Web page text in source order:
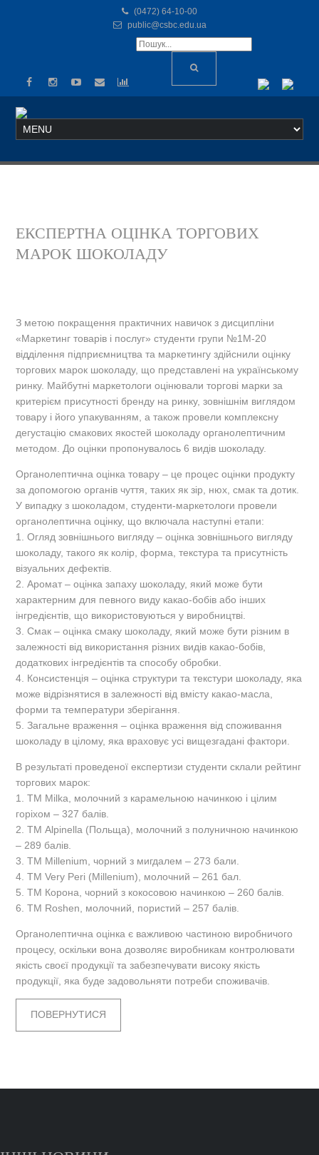
(0472) 64-10-00
public@csbc.edu.ua
ЕКСПЕРТНА ОЦІНКА ТОРГОВИХ
МАРОК ШОКОЛАДУ
З метою покращення практичних навичок з дисципліни
«Маркетинг товарів і послуг» студенти групи №1М-20
відділення підприємництва та маркетингу здійснили оцінку
торгових марок шоколаду, що представлені на українському
ринку. Майбутні маркетологи оцінювали торгові марки за
критерієм присутності бренду на ринку, зовнішнім виглядом
товару і його упакуванням, а також провели комплексну
дегустацію смакових якостей шоколаду органолептичним
методом. До оцінки пропонувалось 6 видів шоколаду.
Органолептична оцінка товару – це процес оцінки продукту
за допомогою органів чуття, таких як зір, нюх, смак та дотик.
У випадку з шоколадом, студенти-маркетологи провели
органолептична оцінку, що включала наступні етапи:
1. Огляд зовнішнього вигляду – оцінка зовнішнього вигляду
шоколаду, такого як колір, форма, текстура та присутність
візуальних дефектів.
2. Аромат – оцінка запаху шоколаду, який може бути
характерним для певного виду какао-бобів або інших
інгредієнтів, що використовуються у виробництві.
3. Смак – оцінка смаку шоколаду, який може бути різним в
залежності від використання різних видів какао-бобів,
додаткових інгредієнтів та способу обробки.
4. Консистенція – оцінка структури та текстури шоколаду, яка
може відрізнятися в залежності від вмісту какао-масла,
форми та температури зберігання.
5. Загальне враження – оцінка враження від споживання
шоколаду в цілому, яка враховує усі вищезгадані фактори.
В результаті проведеної експертизи студенти склали рейтинг
торгових марок:
1. ТМ Milka, молочний з карамельною начинкою і цілим
горіхом – 327 балів.
2. ТМ Alpinella (Польща), молочний з полуничною начинкою
– 289 балів.
3. ТМ Millenium, чорний з мигдалем – 273 бали.
4. ТМ Very Peri (Millenium), молочний – 261 бал.
5. ТМ Корона, чорний з кокосовою начинкою – 260 балів.
6. ТМ Roshen, молочний, пористий – 257 балів.
Органолептична оцінка є важливою частиною виробничого
процесу, оскільки вона дозволяє виробникам контролювати
якість своєї продукції та забезпечувати високу якість
продукції, яка буде задовольняти потреби споживачів.
ПОВЕРНУТИСЯ